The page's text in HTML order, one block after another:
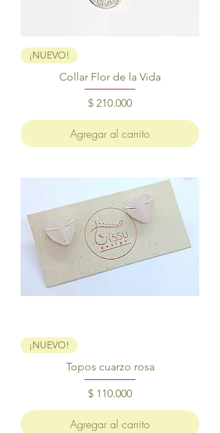
¡NUEVO!
Collar Flor de la Vida
Precio
$ 210.000
Agregar al carrito
¡NUEVO!
Topos cuarzo rosa
Precio
$ 110.000
Agregar al carrito